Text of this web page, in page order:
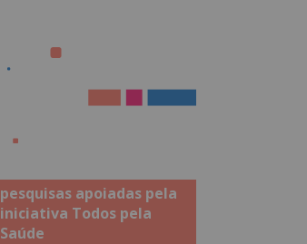
pesquisas apoiadas pela
iniciativa Todos pela
Saúde